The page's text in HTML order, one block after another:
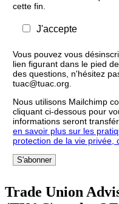
cette fin.
J'accepte
Vous pouvez vous
lien figurant dans le pied
des questions, n'hésitez
tuac@tuac.org.
Nous utilisons Mailchimp
cliquant ci-dessous pour
informations seront
en savoir plus sur les
protection de la vie privée,
Trade Union